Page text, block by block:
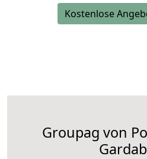
Kostenlose
Groupag von